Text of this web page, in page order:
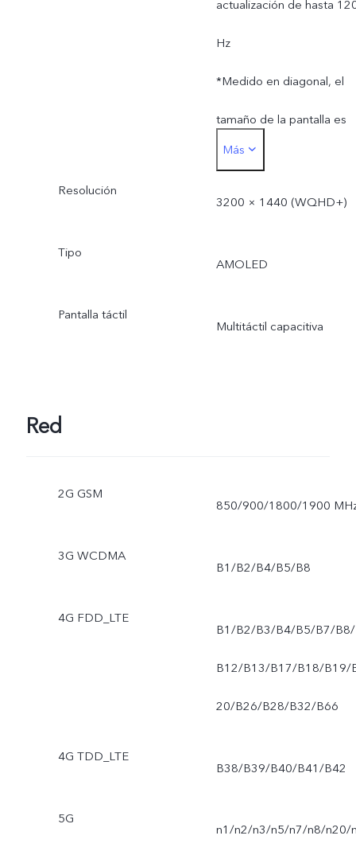
medida que cambia la
situación y está sujeta al
uso real.
actualización de hasta
Hz
*Medido en diagonal, el
tamaño de la pantalla es
de 6,78 pulgadas en el
rectángulo completo. El
es ligeramente más
Más
Resolución
3200 × 1440 (WQHD+)
Tipo
AMOLED
Pantalla táctil
Multitáctil capacitiva
Red
2G GSM
850/900/1800/1900
3G WCDMA
B1/B2/B4/B5/B8
4G FDD_LTE
B1/B2/B3/B4/B5/B7/B8/
B12/B13/B17/B18/B19/
20/B26/B28/B32/B66
4G TDD_LTE
B38/B39/B40/B41/B42
5G
n1/n2/n3/n5/n7/n8/n20/